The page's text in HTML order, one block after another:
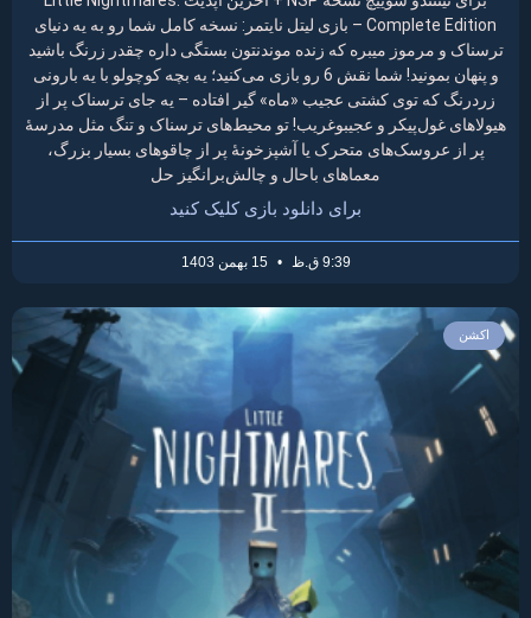
Complete Edition – بازی لیتل نایتمر: نسخه کامل شما رو به یه دنیای
ترسناک و مرموز میبره که زنده موندنتون بستگی داره چقدر زرنگ باشید
و پنهان بمونید! شما نقش 6 رو بازی می‌کنید؛ یه بچه کوچولو با یه بارونی
زردرنگ که توی کشتی عجیب «ماه» گیر افتاده – یه جای ترسناک پر از
هیولاهای غول‌پیکر و عجیبوغریب! تو محیط‌های ترسناک و تنگ مثل مدرسهٔ
پر از عروسک‌های متحرک یا آشپزخونهٔ پر از چاقوهای بسیار بزرگ،
معماهای باحال و چالش‌برانگیز حل
برای دانلود بازی کلیک کنید
9:39 ق.ظ 15 بهمن 1403
اکشن